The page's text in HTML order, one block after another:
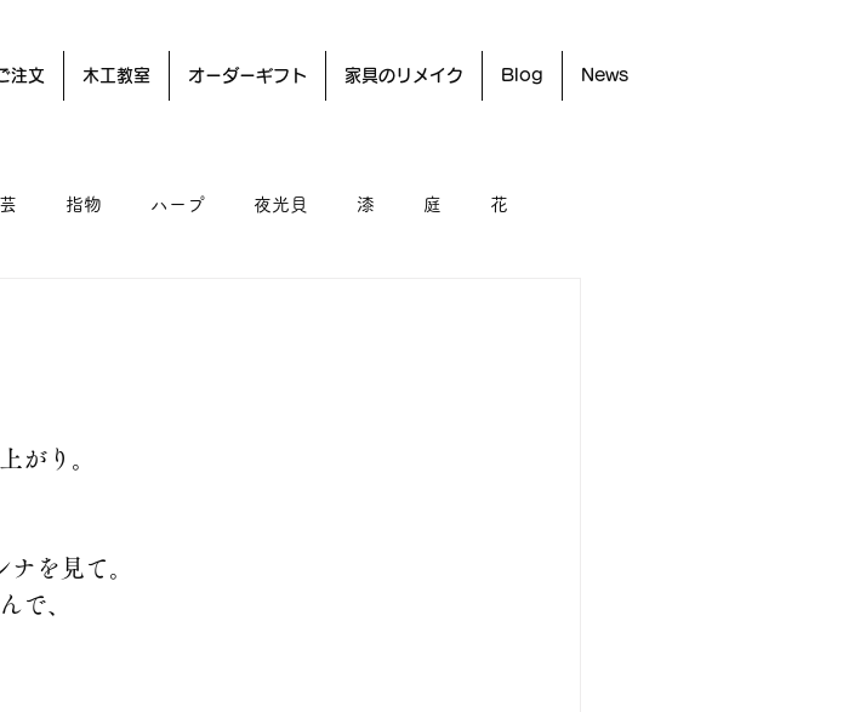
注文 木工教室 オーダーギフト 家具のリメイク Blog News
指物 ハープ 夜光貝 漆 庭 花
がり。
を見て。
で、